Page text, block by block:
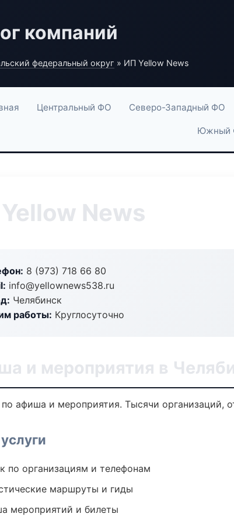
компаний
федеральный округ » ИП Yellow News
Центральный ФО Северо-Западный ФО
Южный
News
8 (973) 718 66 80
info@yellownews538.ru
Челябинск
работы: Круглосуточно
и мероприятия в
афиша и мероприятия. Тысячи организаций,
по организациям и телефонам
маршруты и гиды
мероприятий и билеты